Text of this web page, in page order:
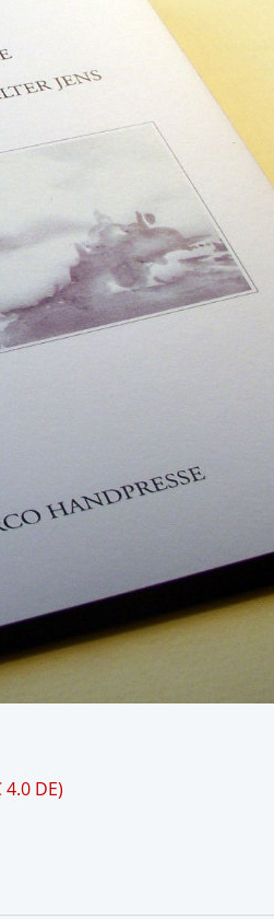
DE)